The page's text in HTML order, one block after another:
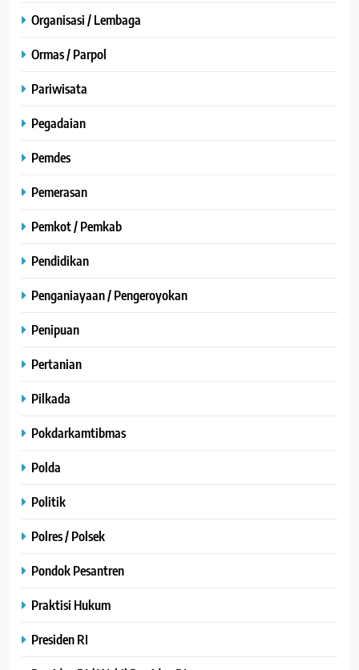
Organisasi / Lembaga
Ormas / Parpol
Pariwisata
Pegadaian
Pemdes
Pemerasan
Pemkot / Pemkab
Pendidikan
Penganiayaan / Pengeroyokan
Penipuan
Pertanian
Pilkada
Pokdarkamtibmas
Polda
Politik
Polres / Polsek
Pondok Pesantren
Praktisi Hukum
Presiden RI